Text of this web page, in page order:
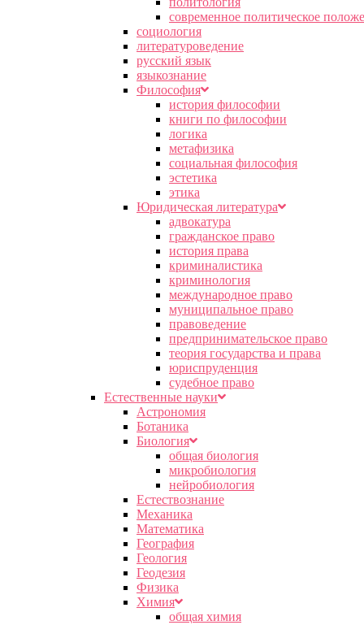
современное политическое
социология
литературоведение
русский язык
языкознание
Философия
история философии
книги по философии
логика
метафизика
социальная философия
эстетика
этика
Юридическая литература
адвокатура
гражданское право
история права
криминалистика
криминология
международное право
муниципальное право
правоведение
предпринимательское право
теория государства и права
юриспруденция
судебное право
Естественные науки
Астрономия
Ботаника
Биология
общая биология
микробиология
нейробиология
Естествознание
Механика
Математика
География
Геология
Геодезия
Физика
Химия
общая химия